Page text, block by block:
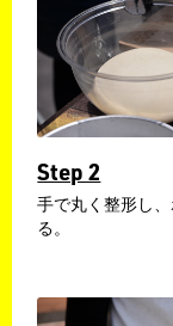
Step 2
手で丸く整形し
る。